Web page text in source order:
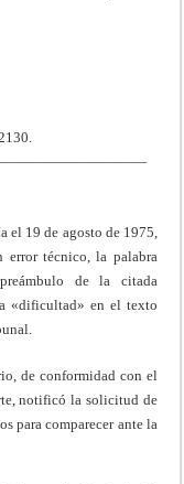
el 19 de agosto de 1975,
error técnico, la palabra
de la citada
«dificultad» en el texto
de conformidad con el
notificó la solicitud de
para comparecer ante la